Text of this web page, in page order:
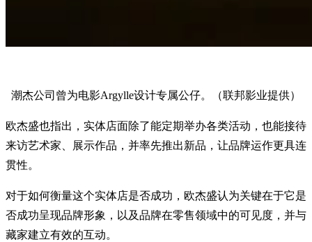
潮杰公司曾为电影Argylle设计专属公仔。（联邦影业提供）
欧杰盛也指出，实体店面除了能定期举办各类活动，也能接待
来访艺术家、展示作品，并率先推出新品，让品牌运作更具连
贯性。
对于如何衡量这个实体店是否成功，欧杰盛认为关键在于它是
否成功呈现品牌形象，以及品牌在零售领域中的可见度，并与
藏家建立有效的互动。